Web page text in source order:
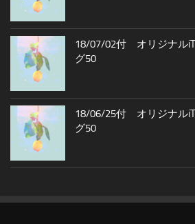
18/07/02付 オリジナル
グ50
18/06/25付 オリジナル
グ50